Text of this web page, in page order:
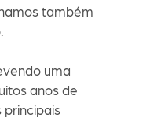
também
uma
anos de
principais